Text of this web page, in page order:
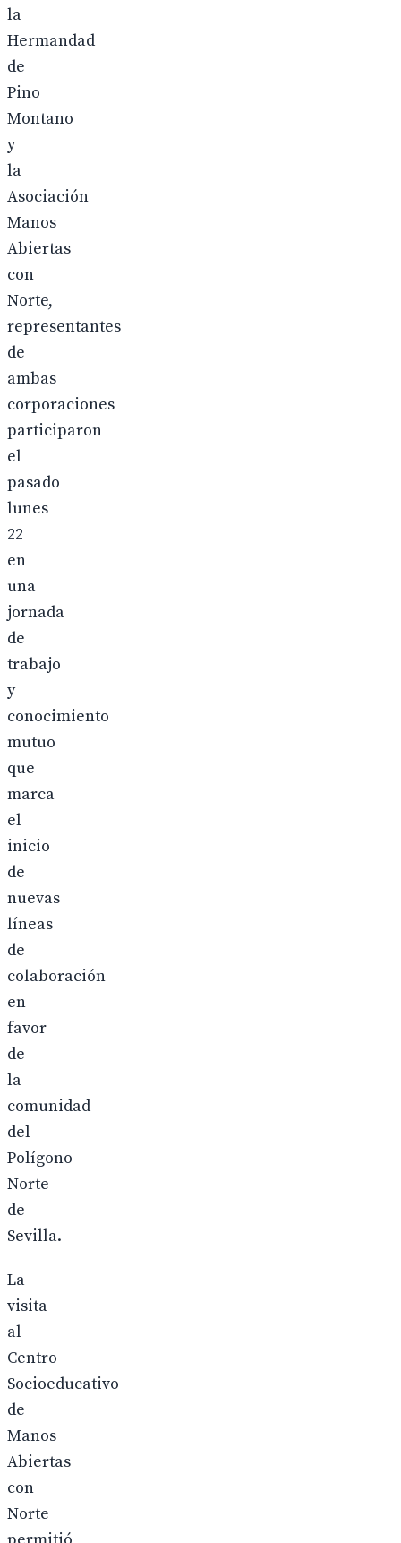
la
Hermandad
de
Pino
Montano
y
la
Asociación
Manos
Abiertas
con
Norte,
representantes
de
ambas
corporaciones
participaron
el
pasado
lunes
22
en
una
jornada
de
trabajo
y
conocimiento
mutuo
que
marca
el
inicio
de
nuevas
líneas
de
colaboración
en
favor
de
la
comunidad
del
Polígono
Norte
de
Sevilla.
La
visita
al
Centro
Socioeducativo
de
Manos
Abiertas
con
Norte